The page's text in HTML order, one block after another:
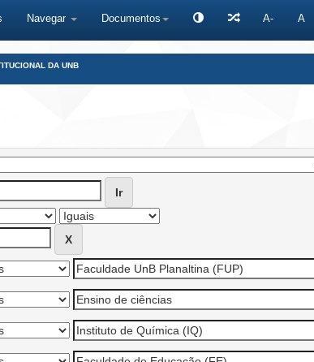
Navegar Documentos A- A
DA UNB